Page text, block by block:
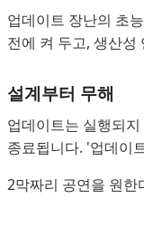
업데이트 장난의 초
전에 켜 두고, 생산성
설계부터 무해
업데이트는 실행되
종료됩니다. '업데이
2막짜리 공연을 원한